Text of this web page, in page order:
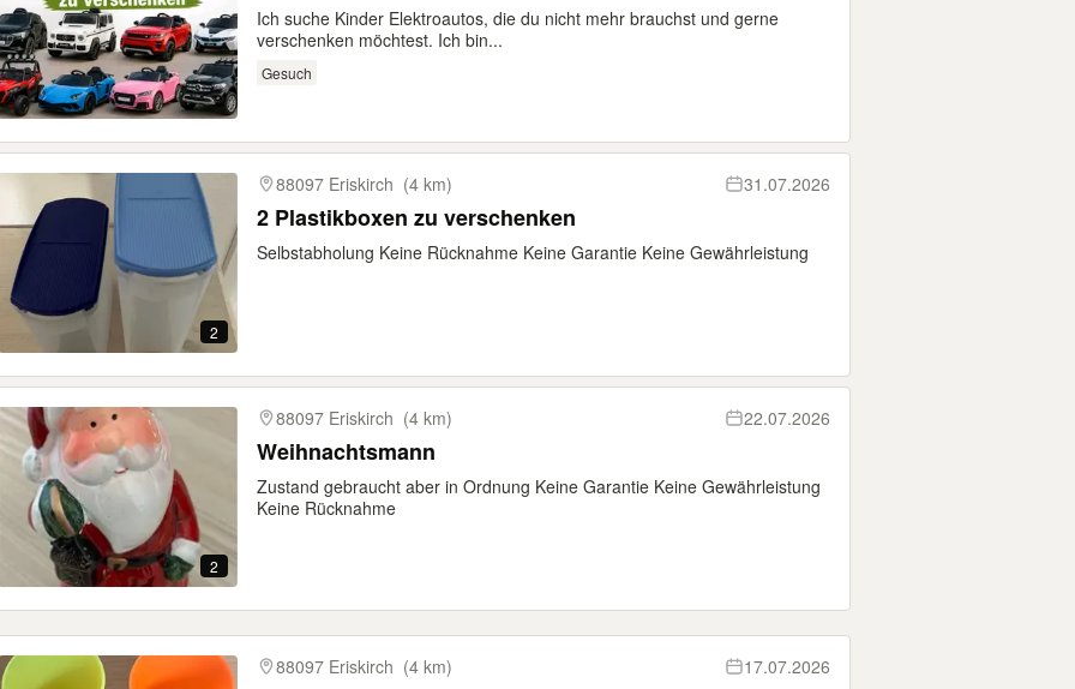
Ich suche Kinder Elektroautos, die du nicht mehr brauchst und gerne
verschenken möchtest. Ich bin...
Gesuch
2
88097 Eriskirch (4 km) 31.07.2026
2 Plastikboxen zu verschenken
Selbstabholung Keine Rücknahme Keine Garantie Keine Gewährleistung
2
88097 Eriskirch (4 km) 22.07.2026
Weihnachtsmann
Zustand gebraucht aber in Ordnung Keine Garantie Keine Gewährleistung
Keine Rücknahme
88097 Eriskirch (4 km) 17.07.2026